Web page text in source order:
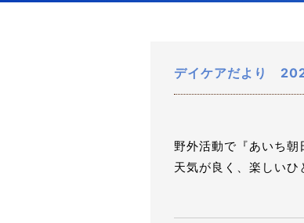
デイケアだより
野外活動で『あいち
天気が良く、楽しいひ